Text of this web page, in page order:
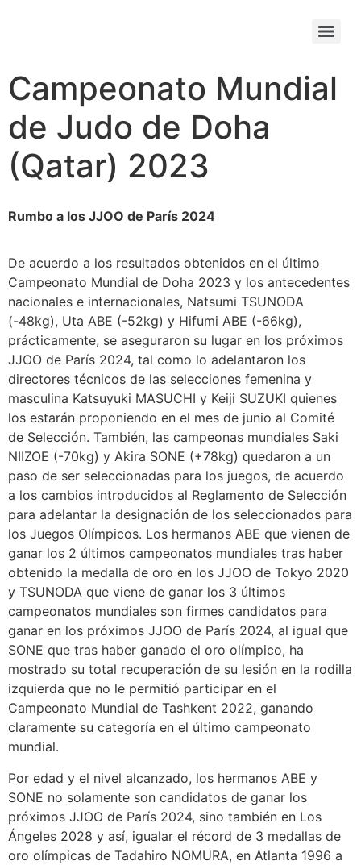
Campeonato Mundial
de Judo de Doha
(Qatar) 2023
Rumbo a los JJOO de París 2024
De acuerdo a los resultados obtenidos en el último
Campeonato Mundial de Doha 2023 y los antecedentes
nacionales e internacionales, Natsumi TSUNODA
(-48kg), Uta ABE (-52kg) y Hifumi ABE (-66kg),
prácticamente, se aseguraron su lugar en los próximos
JJOO de París 2024, tal como lo adelantaron los
directores técnicos de las selecciones femenina y
masculina Katsuyuki MASUCHI y Keiji SUZUKI quienes
los estarán proponiendo en el mes de junio al Comité
de Selección. También, las campeonas mundiales Saki
NIIZOE (-70kg) y Akira SONE (+78kg) quedaron a un
paso de ser seleccionadas para los juegos, de acuerdo
a los cambios introducidos al Reglamento de Selección
para adelantar la designación de los seleccionados para
los Juegos Olímpicos. Los hermanos ABE que vienen de
ganar los 2 últimos campeonatos mundiales tras haber
obtenido la medalla de oro en los JJOO de Tokyo 2020
y TSUNODA que viene de ganar los 3 últimos
campeonatos mundiales son firmes candidatos para
ganar en los próximos JJOO de París 2024, al igual que
SONE que tras haber ganado el oro olímpico, ha
mostrado su total recuperación de su lesión en la rodilla
izquierda que no le permitió participar en el
Campeonato Mundial de Tashkent 2022, ganando
claramente su categoría en el último campeonato
mundial.
Por edad y el nivel alcanzado, los hermanos ABE y
SONE no solamente son candidatos de ganar los
próximos JJOO de París 2024, sino también en Los
Ángeles 2028 y así, igualar el récord de 3 medallas de
oro olímpicas de Tadahiro NOMURA, en Atlanta 1996 a